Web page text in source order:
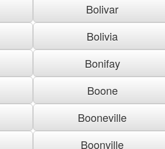
Bolivar
Bolivia
Bonifay
Boone
Booneville
Boonville